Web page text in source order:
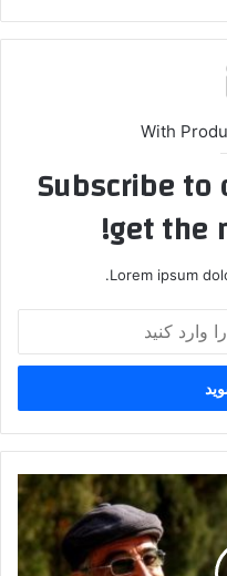
With
Subscribe
get the
Lorem ipsum